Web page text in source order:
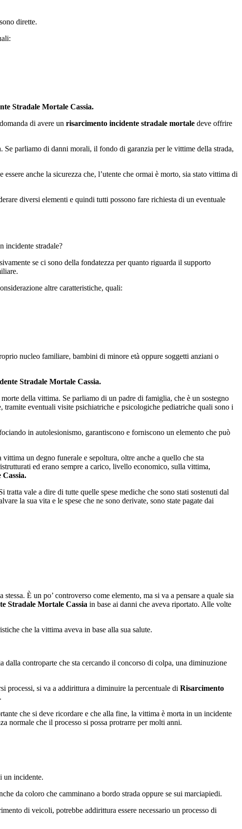
dirette.
Stradale Mortale Cassia.
di avere un risarcimento incidente stradale mortale deve offrire
parliamo di danni morali, il fondo di garanzia per le vittime della strada,
anche la sicurezza che, l’utente che ormai è morto, sia stato vittima di
diversi elementi e quindi tutti possono fare richiesta di un eventuale
incidente stradale?
se ci sono della fondatezza per quanto riguarda il supporto
altre caratteristiche, quali:
nucleo familiare, bambini di minore età oppure soggetti anziani o
Stradale Mortale Cassia.
della vittima. Se parliamo di un padre di famiglia, che è un sostegno
eventuali visite psichiatriche e psicologiche pediatriche quali sono i
in autolesionismo, garantiscono e forniscono un elemento che può
un degno funerale e sepoltura, oltre anche a quello che sta
ed erano sempre a carico, livello economico, sulla vittima,
vale a dire di tutte quelle spese mediche che sono stati sostenuti dal
la sua vita e le spese che ne sono derivate, sono state pagate dai
È un po’ controverso come elemento, ma si va a pensare a quale sia
Stradale Mortale Cassia in base ai danni che aveva riportato. Alle volte
che la vittima aveva in base alla sua salute.
dalla controparte che sta cercando il concorso di colpa, una diminuzione
processi, si va a addirittura a diminuire la percentuale di Risarcimento
che si deve ricordare e che alla fine, la vittima è morta in un incidente
normale che il processo si possa protrarre per molti anni.
un incidente.
da coloro che camminano a bordo strada oppure se sui marciapiedi.
di veicoli, potrebbe addirittura essere necessario un processo di